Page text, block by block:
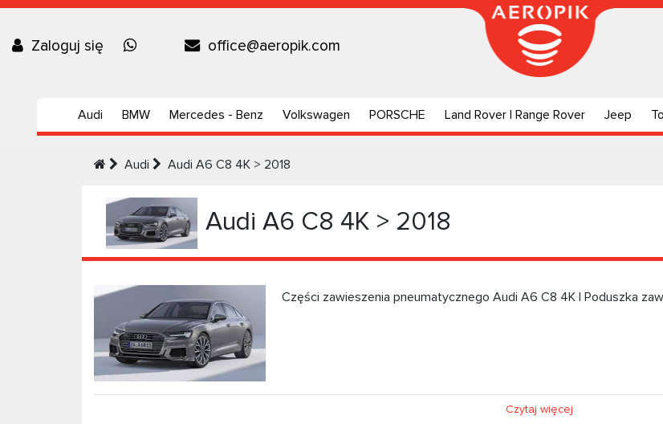
Zaloguj się office@aeropik.com
Audi BMW Mercedes - Benz Volkswagen PORSCHE Land Rover | Range Rover Jeep
Audi Audi А6 C8 4K > 2018
Audi А6 C8 4K > 2018
Części zawieszenia pneumatycznego Audi А6 C8 4K | Poduszka
Czytaj więcej